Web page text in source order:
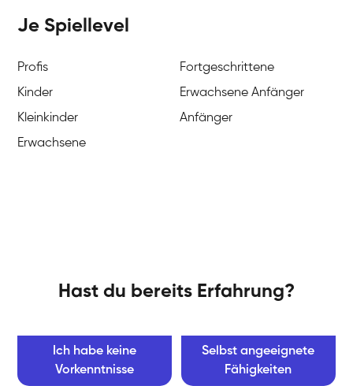
Je Spiellevel
Profis
Fortgeschrittene
Kinder
Erwachsene Anfänger
Kleinkinder
Anfänger
Erwachsene
Hast du bereits Erfahrung?
Ich habe keine
Vorkenntnisse
Selbst angeeignete
Fähigkeiten